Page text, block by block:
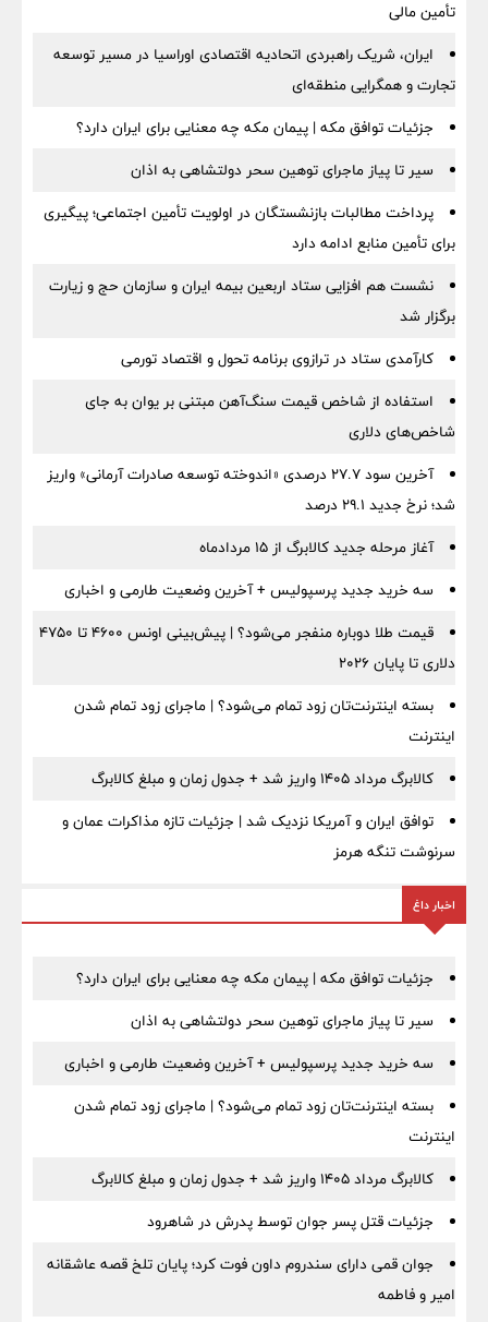
تأمین مالی
ایران، شریک راهبردی اتحادیه اقتصادی اوراسیا در مسیر توسعه
تجارت و همگرایی منطقه‌ای
جزئیات توافق مکه | پیمان مکه چه معنایی برای ایران دارد؟
سیر تا پیاز ماجرای توهین سحر دولتشاهی به اذان
پرداخت مطالبات بازنشستگان در اولویت تأمین اجتماعی؛ پیگیری
برای تأمین منابع ادامه دارد
نشست هم افزایی ستاد اربعین بیمه ایران و سازمان حج و زیارت
برگزار شد
کارآمدی ستاد در ترازوی برنامه تحول و اقتصاد تورمی
استفاده از شاخص قیمت سنگ‌آهن مبتنی بر یوان به جای
شاخص‌های دلاری
آخرین سود ۲۷.۷ درصدی «اندوخته توسعه صادرات آرمانی» واریز
شد؛ نرخ جدید ۲۹.۱ درصد
آغاز مرحله جدید کالابرگ از ۱۵ مردادماه
سه خرید جدید پرسپولیس + آخرین وضعیت طارمی و اخباری
قیمت طلا دوباره منفجر می‌شود؟ | پیش‌بینی اونس ۴۶۰۰ تا ۴۷۵۰
دلاری تا پایان ۲۰۲۶
بسته اینترنت‌تان زود تمام می‌شود؟ | ماجرای زود تمام شدن
اینترنت
کالابرگ مرداد ۱۴۰۵ واریز شد + جدول زمان و مبلغ کالابرگ
توافق ایران و آمریکا نزدیک شد | جزئیات تازه مذاکرات عمان و
سرنوشت تنگه هرمز
اخبار داغ
جزئیات توافق مکه | پیمان مکه چه معنایی برای ایران دارد؟
سیر تا پیاز ماجرای توهین سحر دولتشاهی به اذان
سه خرید جدید پرسپولیس + آخرین وضعیت طارمی و اخباری
بسته اینترنت‌تان زود تمام می‌شود؟ | ماجرای زود تمام شدن
اینترنت
کالابرگ مرداد ۱۴۰۵ واریز شد + جدول زمان و مبلغ کالابرگ
جزئیات قتل پسر جوان توسط پدرش در شاهرود
جوان قمی دارای سندروم داون فوت کرد؛ پایان تلخ قصه عاشقانه
امیر و فاطمه